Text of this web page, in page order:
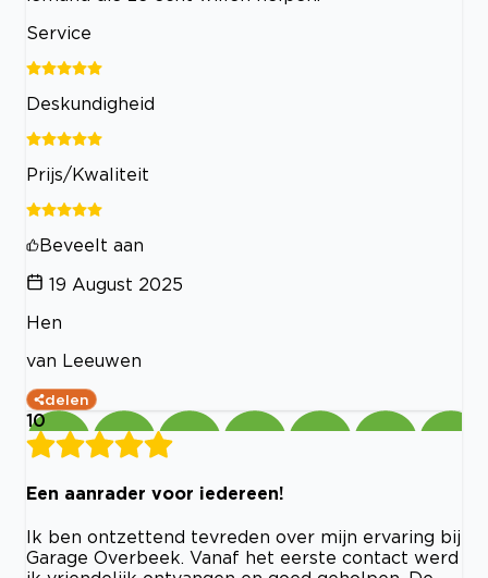
Service
Deskundigheid
Prijs/Kwaliteit
Beveelt aan
19 August 2025
Hen
van Leeuwen
delen
10
Een aanrader voor iedereen!
Ik ben ontzettend tevreden over mijn ervaring bij
Garage Overbeek. Vanaf het eerste contact werd